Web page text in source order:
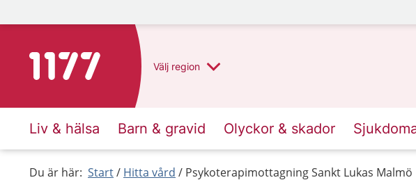
Till startsidan för 1177 Välj region
Liv & hälsa Barn & gravid Olyckor & skador
Du är här: Start Hitta vård Psykoterapimottagning Sankt Lukas Malmö